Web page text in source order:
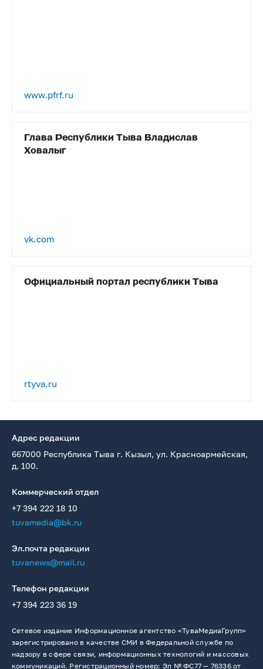
www.pfrf.ru
Глава Республики Тыва Владислав
Ховалыг
vk.com
Официальный портал республики Тыва
rtyva.ru
Адрес редакции
667000 Республика Тыва г. Кызыл, ул. Красноармейская,
д. 100.
Коммерческий отдел
+7 394 222 18 10
tuvamedia@bk.ru
Эл.почта редакции
tuvanews@mail.ru
Телефон редакции
+7 394 223 36 19
Сетевое издание Информационное агентство «ТуваМедиаГрупп»
зарегистрировано в качестве СМИ в Федеральной службе по
надзору в сфере связи, информационных технологий и массовых
коммуникаций. Регистрационный номер: Эл № ФС77 — 76336 от